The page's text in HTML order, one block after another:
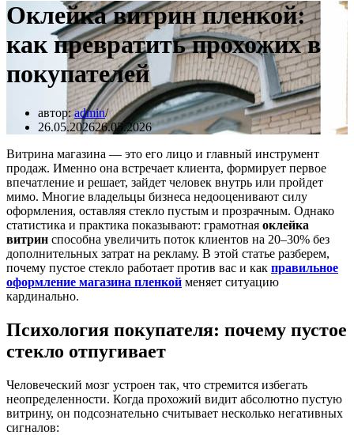
Оклейка витрин пленкой:
как превратить прохожих в
покупателей
автор:admin
26.05.202626.05.2026
Витрина магазина — это его лицо и главный инструмент
продаж. Именно она встречает клиента, формирует первое
впечатление и решает, зайдет человек внутрь или пройдет
мимо. Многие владельцы бизнеса недооценивают силу
оформления, оставляя стекло пустым и прозрачным. Однако
статистика и практика показывают: грамотная оклейка
витрин способна увеличить поток клиентов на 20–30% без
дополнительных затрат на рекламу. В этой статье разберем,
почему пустое стекло работает против вас и как правильное
оформление магазина пленкой меняет ситуацию
кардинально.
Психология покупателя: почему пустое
стекло отпугивает
Человеческий мозг устроен так, что стремится избегать
неопределенности. Когда прохожий видит абсолютно пустую
витрину, он подсознательно считывает несколько негативных
сигналов: